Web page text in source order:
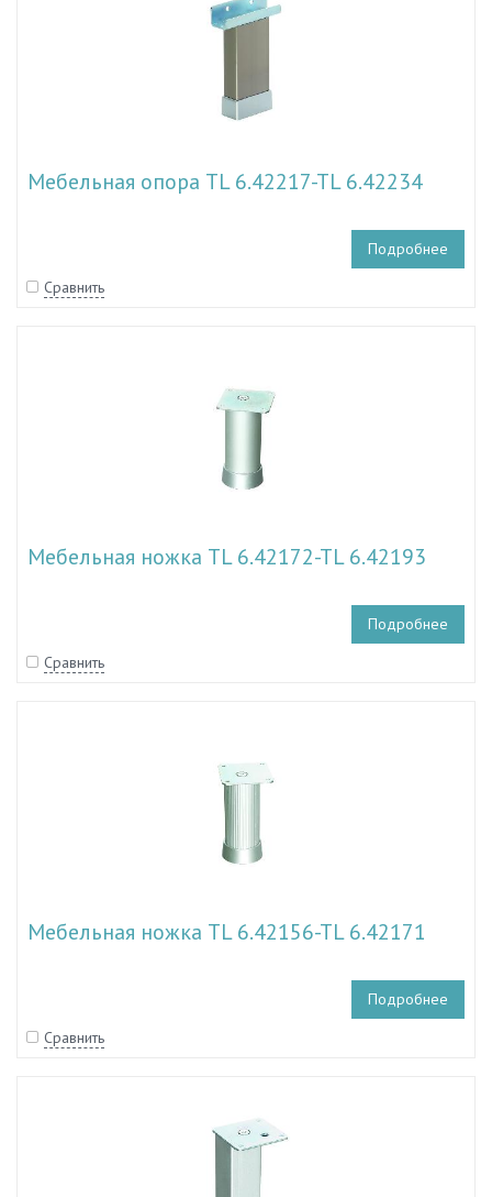
Мебельная опора TL 6.42217-TL 6.42234
Подробнее
Сравнить
Мебельная ножка TL 6.42172-TL 6.42193
Подробнее
Сравнить
Мебельная ножка TL 6.42156-TL 6.42171
Подробнее
Сравнить